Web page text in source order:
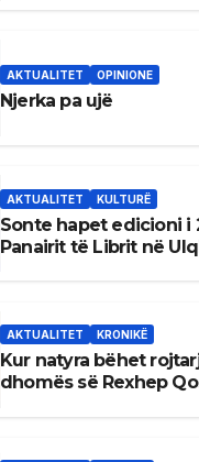
AKTUALITET OPINIONE
Njerka pa ujë
AKTUALITET KULTURË
Sonte hapet edicioni i
Panairit të Librit në
AKTUALITET KRONIKË
Kur natyra bëhet
dhomës së Rexhep